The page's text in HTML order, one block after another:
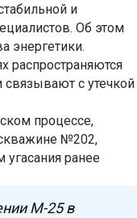
и
Об этом
энергетики.
распространяются
связывают с утечкой
процессе,
№202,
угасания ранее
М-25 в